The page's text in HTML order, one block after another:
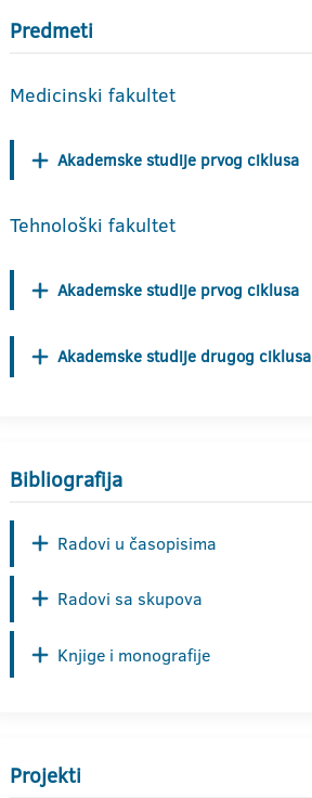
Predmeti
Medicinski fakultet
Akademske studije prvog ciklusa
Tehnološki fakultet
Akademske studije prvog ciklusa
Akademske studije drugog ciklusa
Bibliografija
Radovi u časopisima
Radovi sa skupova
Knjige i monografije
Projekti